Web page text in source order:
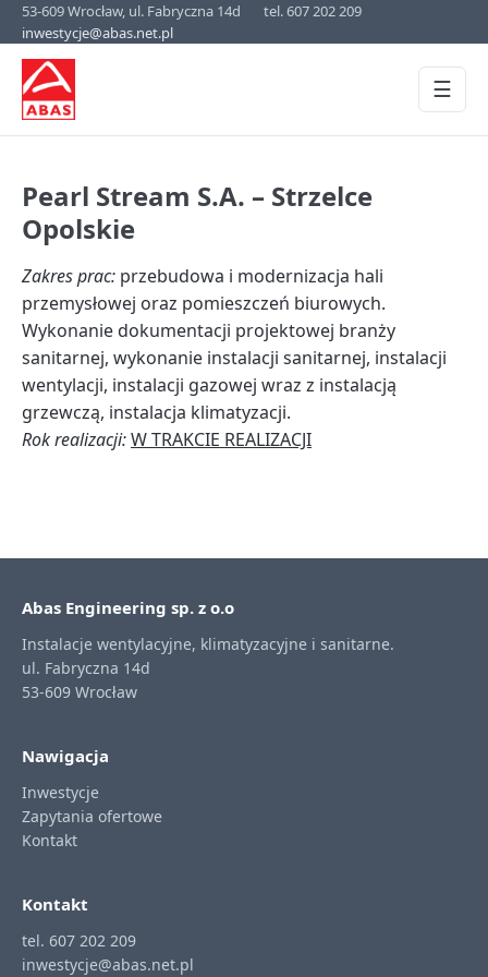
53-609 Wrocław, ul. Fabryczna 14d
tel. 607 202 209
inwestycje@abas.net.pl
☰
Pearl Stream S.A. – Strzelce
Opolskie
Zakres prac: przebudowa i modernizacja hali
przemysłowej oraz pomieszczeń biurowych.
Wykonanie dokumentacji projektowej branży
sanitarnej, wykonanie instalacji sanitarnej, instalacji
wentylacji, instalacji gazowej wraz z instalacją
grzewczą, instalacja klimatyzacji.
Rok realizacji:W TRAKCIE REALIZACJI
Abas Engineering sp. z o.o
Instalacje wentylacyjne, klimatyzacyjne i sanitarne.
ul. Fabryczna 14d
53-609 Wrocław
Nawigacja
Inwestycje
Zapytania ofertowe
Kontakt
Kontakt
tel. 607 202 209
inwestycje@abas.net.pl